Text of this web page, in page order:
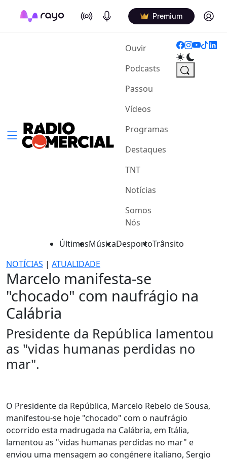
On Air Podcasts Premium Log in
Ouvir(current)
Podcasts
Passou
Vídeos
Programas
Destaques
TNT
Notícias
Somos
Nós
ÚltimasMúsicaDesportoTrânsito
NOTÍCIAS | ATUALIDADE
Marcelo manifesta-se
"chocado" com naufrágio na
Calábria
Presidente da República lamentou
as "vidas humanas perdidas no
mar".
O Presidente da República, Marcelo Rebelo de Sousa,
manifestou-se hoje "chocado" com o naufrágio
ocorrido esta madrugada na Calábria, em Itália,
lamentou as "vidas humanas perdidas no mar" e
enviou uma mensagem ao congénere italiano, Sergio